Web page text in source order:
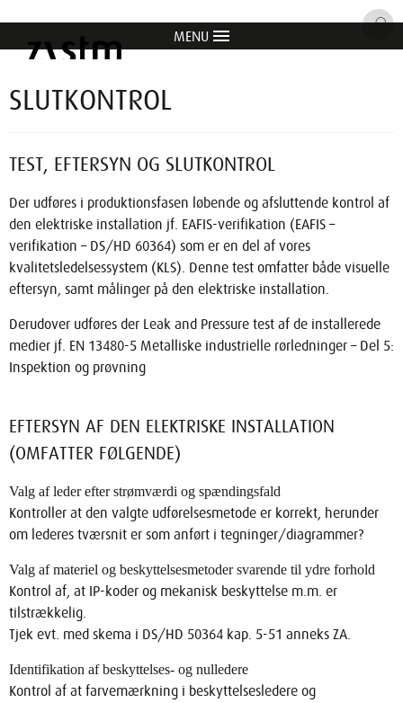
MENU
item item item item item
SLUTKONTROL
TEST, EFTERSYN OG SLUTKONTROL
Der udføres i produktionsfasen løbende og afsluttende kontrol af
den elektriske installation jf. EAFIS-verifikation (EAFIS –
verifikation – DS/HD 60364) som er en del af vores
kvalitetsledelsessystem (KLS). Denne test omfatter både visuelle
eftersyn, samt målinger på den elektriske installation.
Derudover udføres der Leak and Pressure test af de installerede
medier jf. EN 13480-5 Metalliske industrielle rørledninger – Del 5:
Inspektion og prøvning
EFTERSYN AF DEN ELEKTRISKE INSTALLATION
(OMFATTER FØLGENDE)
Valg af leder efter strømværdi og spændingsfald
Kontroller at den valgte udførelsesmetode er korrekt, herunder
om lederes tværsnit er som anført i tegninger/diagrammer?
Valg af materiel og beskyttelsesmetoder svarende til ydre forhold
Kontrol af, at IP-koder og mekanisk beskyttelse m.m. er
tilstrækkelig.
Tjek evt. med skema i DS/HD 50364 kap. 5-51 anneks ZA.
Identifikation af beskyttelses- og nulledere
Kontrol af at farvemærkning i beskyttelsesledere og